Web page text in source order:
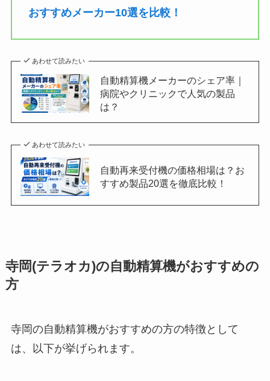
おすすめメーカー10選を比較！
あわせて読みたい
自動精算機メーカーのシェア率｜
病院やクリニックで人気の製品
は？
あわせて読みたい
自動再来受付機の価格相場は？お
すすめ製品20選を徹底比較！
寺岡(テラオカ)の自動精算機がおすすめの
方
寺岡の自動精算機がおすすめの方の特徴として
は、以下が挙げられます。